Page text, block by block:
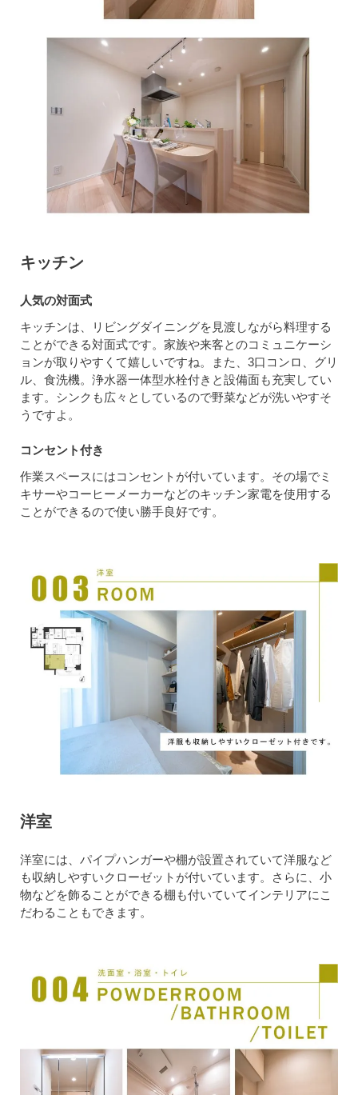
キッチン
人気の対面式
キッチンは、リビングダイニングを見渡しながら料理する
ことができる対面式です。家族や来客とのコミュニケーシ
ョンが取りやすくて嬉しいですね。また、3口コンロ、グリ
ル、食洗機。浄水器一体型水栓付きと設備面も充実してい
ます。シンクも広々としているので野菜などが洗いやすそ
うですよ。
コンセント付き
作業スペースにはコンセントが付いています。その場でミ
キサーやコーヒーメーカーなどのキッチン家電を使用する
ことができるので使い勝手良好です。
洋室
洋室には、パイプハンガーや棚が設置されていて洋服など
も収納しやすいクローゼットが付いています。さらに、小
物などを飾ることができる棚も付いていてインテリアにこ
だわることもできます。